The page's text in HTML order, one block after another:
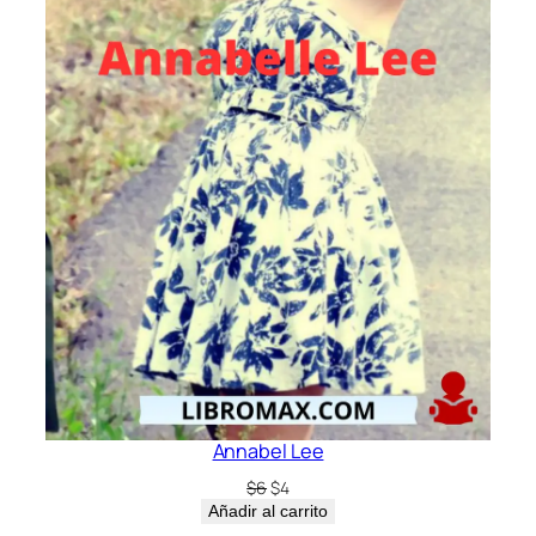
Annabel Lee
$6El
precio
$4El
precio
Añadir al carrito